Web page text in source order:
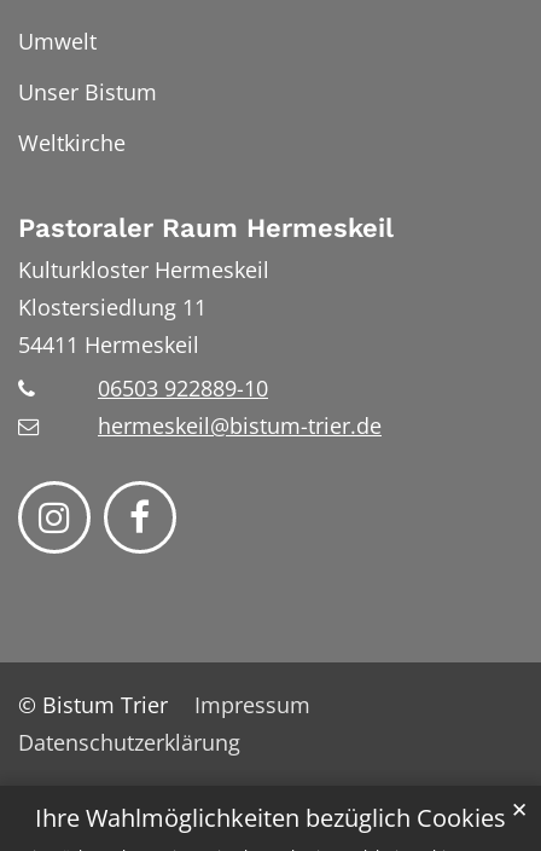
Ihre Wahlmöglichkeiten bezüglich Cookies ✕
Umwelt
Unser Bistum
Weltkirche
Pastoraler Raum Hermeskeil
Kulturkloster Hermeskeil
Klostersiedlung 11
54411 Hermeskeil
06503 922889-10
hermeskeil@bistum-trier.de
© Bistum Trier
Impressum
Datenschutzerklärung